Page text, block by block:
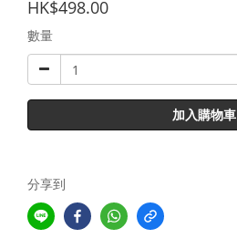
HK$498.00
數量
加入購物車
分享到